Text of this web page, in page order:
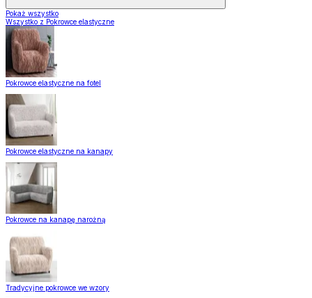
Pokaż wszystko
Wszystko z Pokrowce elastyczne
Pokrowce elastyczne na fotel
Pokrowce elastyczne na kanapy
Pokrowce na kanapę narożną
Tradycyjne pokrowce we wzory